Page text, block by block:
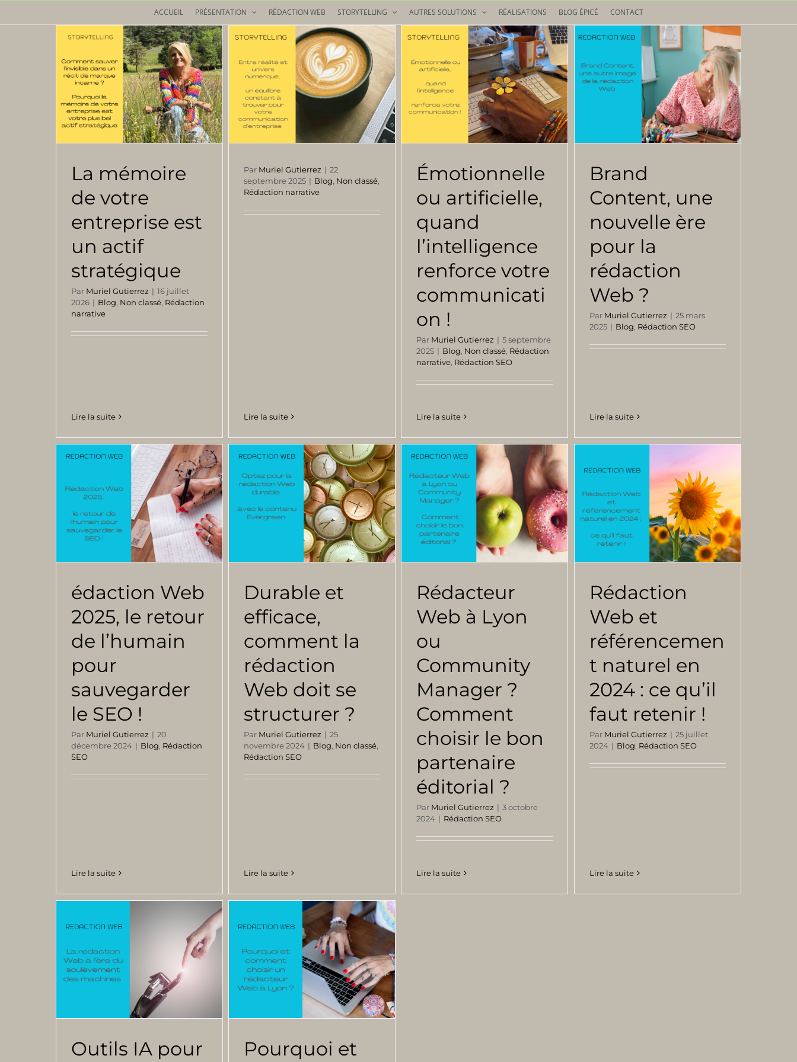
ACCUEIL PRÉSENTATION RÉDACTION WEB STORYTELLING AUTRES SOLUTIONS RÉALISATIONS BLOG ÉPICÉ CONTACT
La mémoire
de votre
entreprise est
un actif
stratégique
Par Muriel Gutierrez | 16 juillet
2026 | Blog, Non classé, Rédaction
narrative
Lire la suite
Par Muriel Gutierrez | 22
septembre 2025 | Blog, Non classé,
Rédaction narrative
Lire la suite
Émotionnelle
ou artificielle,
quand
l’intelligence
renforce votre
communicati
on !
Par Muriel Gutierrez | 5 septembre
2025 | Blog, Non classé, Rédaction
narrative, Rédaction SEO
Lire la suite
Brand
Content, une
nouvelle ère
pour la
rédaction
Web ?
Par Muriel Gutierrez | 25 mars
2025 | Blog, Rédaction SEO
Lire la suite
édaction Web
2025, le retour
de l’humain
pour
sauvegarder
le SEO !
Par Muriel Gutierrez | 20
décembre 2024 | Blog, Rédaction
SEO
Lire la suite
Durable et
efficace,
comment la
rédaction
Web doit se
structurer ?
Par Muriel Gutierrez | 25
novembre 2024 | Blog, Non classé,
Rédaction SEO
Lire la suite
Rédacteur
Web à Lyon
ou
Community
Manager ?
Comment
choisir le bon
partenaire
éditorial ?
Par Muriel Gutierrez | 3 octobre
2024 | Rédaction SEO
Lire la suite
Rédaction
Web et
référencemen
t naturel en
2024 : ce qu’il
faut retenir !
Par Muriel Gutierrez | 25 juillet
2024 | Blog, Rédaction SEO
Lire la suite
Outils IA pour
Pourquoi et